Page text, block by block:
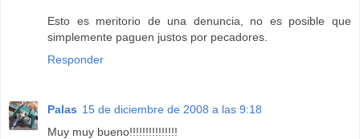
Esto es meritorio de una denuncia, no es posible que
simplemente paguen justos por pecadores.
Responder
Palas 15 de diciembre de 2008 a las 9:18
Muy muy bueno!!!!!!!!!!!!!!!